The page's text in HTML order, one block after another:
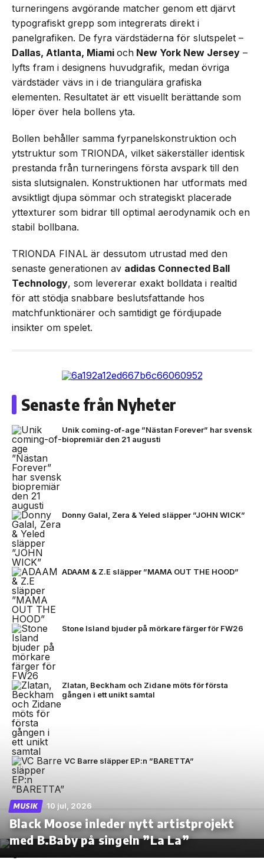
turneringens avgörande matcher genom ett djärvt
typografiskt grepp som integrerats direkt i
panelgrafiken. De fyra värdstäderna för slutspelet –
Dallas, Atlanta, Miami och New York New Jersey –
lyfts fram i designens huvudgrafik, medan övriga
värdstäder vävs in i de triangulära grafiska
elementen. Resultatet är ett visuellt berättande som
löper över hela bollens yta.
Bollen behåller samma fyrpanelskonstruktion och
ytstruktur som TRIONDA, vilket säkerställer identisk
prestanda från turneringens första avspark till den
sista slutsignalen. Konstruktionen har utformats med
avsiktligt djupa sömmar och strategiskt placerade
yttexturer som bidrar till optimal aerodynamik och en
stabil bollbana.
TRIONDA FINAL är dessutom utrustad med den
senaste generationen av adidas Connected Ball
Technology, som levererar exakt bolldata i realtid
för att stödja snabbare beslutsfattande hos
matchfunktionärer och samtidigt ge fördjupade
insikter om spelet.
Senaste från Nyheter
Unik coming-of-age ”Nästan Forever” har svensk
biopremiär den 21 augusti
Donny Galal, Zera & Yeled släpper ”JOHN WICK”
ADAAM & Z.E släpper ”MAMA OUT THE HOOD”
Stone Island bjuder på mörkare färger för FW26
Zlatan, Beckham och Zidane möts för första
gången i ett unikt samtal
VC Barre släpper EP:n ”BARETTA”
MUSIK 10 jul, 2026
Black Moose inleder nytt artistprojekt
med B.Baby på singeln ”La La”